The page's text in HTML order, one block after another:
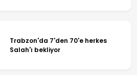
Trabzon'da 7'den 70'e herkes
Salah'ı bekliyor